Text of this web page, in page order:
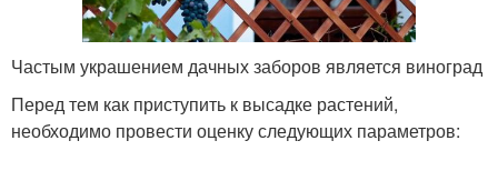
Частым украшением дачных заборов является виноград
Перед тем как приступить к высадке растений,
необходимо провести оценку следующих параметров: